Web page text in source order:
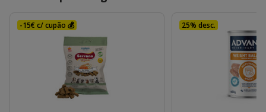
-15€ c/ cupão 💰 25% desc.